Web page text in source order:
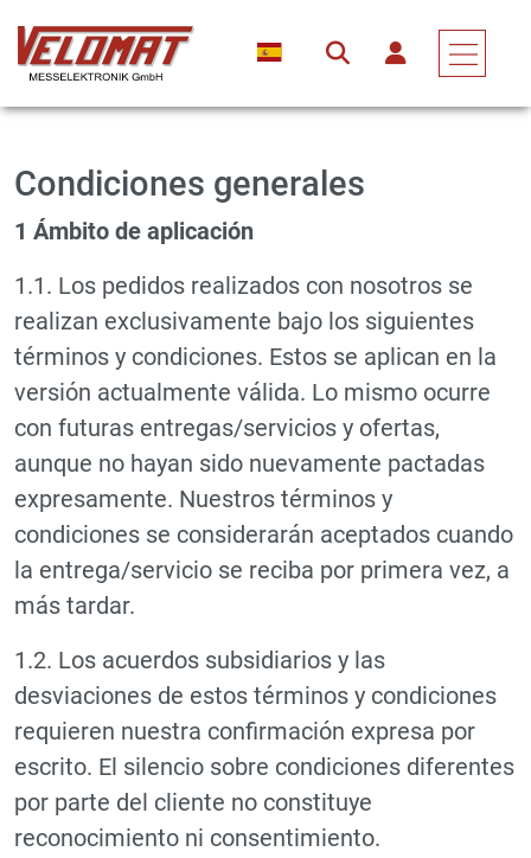
Condiciones generales
1 Ámbito de aplicación
1.1. Los pedidos realizados con nosotros se
realizan exclusivamente bajo los siguientes
términos y condiciones. Estos se aplican en la
versión actualmente válida. Lo mismo ocurre
con futuras entregas/servicios y ofertas,
aunque no hayan sido nuevamente pactadas
expresamente. Nuestros términos y
condiciones se considerarán aceptados cuando
la entrega/servicio se reciba por primera vez, a
más tardar.
1.2. Los acuerdos subsidiarios y las
desviaciones de estos términos y condiciones
requieren nuestra confirmación expresa por
escrito. El silencio sobre condiciones diferentes
por parte del cliente no constituye
reconocimiento ni consentimiento.